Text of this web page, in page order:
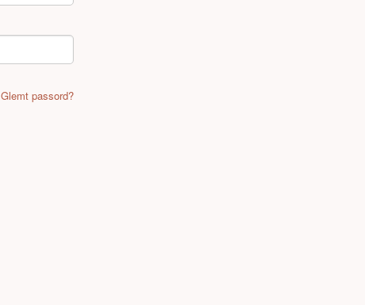
Glemt passord?